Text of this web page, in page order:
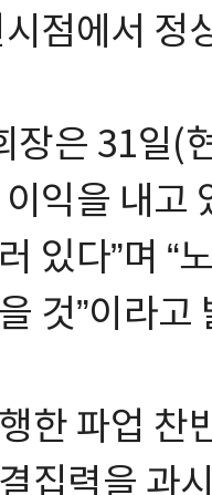
시점에서
장은 31일(
익을 내고
있다”며 “
것”이라고
한 파업 찬
집력을 과